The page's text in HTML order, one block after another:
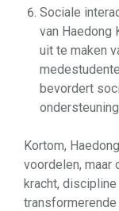
Sociale
van Haedong
uit te maken
bevordert
Kortom,
voordelen, maar
kracht,